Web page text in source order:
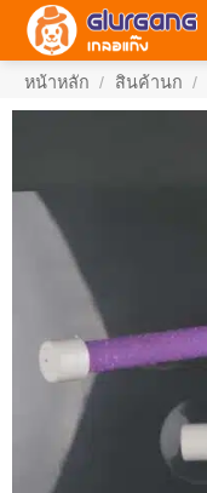
ข้าม
หน้าหลัก / สินค้านก /